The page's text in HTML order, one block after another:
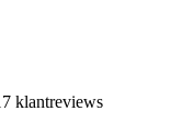
klantreviews